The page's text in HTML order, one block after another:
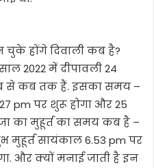
होंगे दिवाली कब है?
2022 में दीपावली 24
से कब तक हैं. इसका समय –
pm पर शुरू होगा और 25
का मुहूर्त का समय कब है –
मुहूर्त सायंकाल 6.53 pm पर
और क्यों मनाई जाती है इन